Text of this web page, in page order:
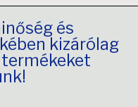
és
kizárólag